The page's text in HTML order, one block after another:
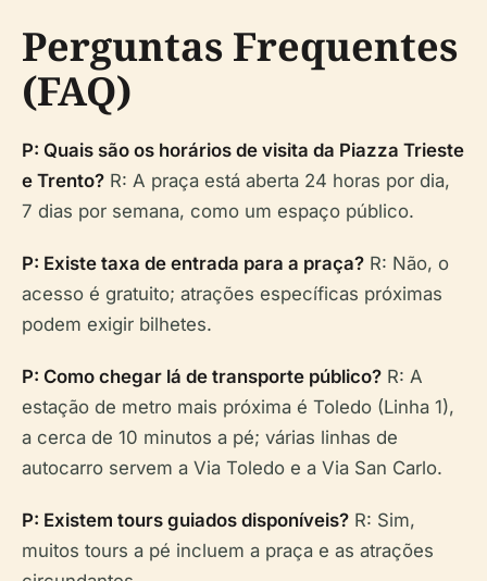
Perguntas Frequentes
(FAQ)
P: Quais são os horários de visita da Piazza Trieste
e Trento? R: A praça está aberta 24 horas por dia,
7 dias por semana, como um espaço público.
P: Existe taxa de entrada para a praça? R: Não, o
acesso é gratuito; atrações específicas próximas
podem exigir bilhetes.
P: Como chegar lá de transporte público? R: A
estação de metro mais próxima é Toledo (Linha 1),
a cerca de 10 minutos a pé; várias linhas de
autocarro servem a Via Toledo e a Via San Carlo.
P: Existem tours guiados disponíveis? R: Sim,
muitos tours a pé incluem a praça e as atrações